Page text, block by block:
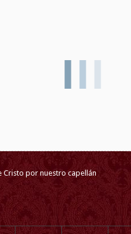
Cristo por nuestro capellán